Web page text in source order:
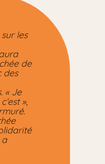
les
de
des
« Je
»,